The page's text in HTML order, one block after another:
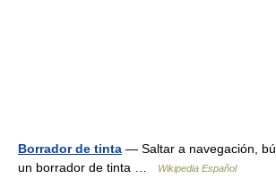
Borrador de tinta — Saltar a navegación,
un borrador de tinta …
Wikipedia Español